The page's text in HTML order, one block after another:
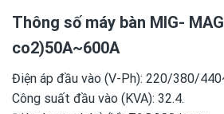
Thông số máy bàn MIG-
co2)50A~600A
Điện áp đầu vào (V-Ph): 220/380/
Công suất đầu vào (KVA): 32.4.